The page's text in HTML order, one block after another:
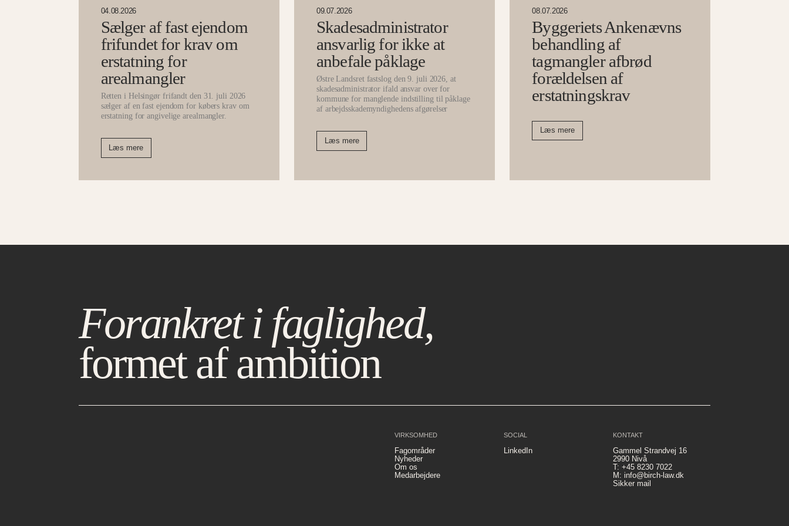
04.08.2026
Sælger af fast ejendom
frifundet for krav om
erstatning for
arealmangler
Retten i Helsingør frifandt den 31. juli 2026
sælger af en fast ejendom for købers krav om
erstatning for angivelige arealmangler.
Læs mere
09.07.2026
Skadesadministrator
ansvarlig for ikke at
anbefale påklage
Østre Landsret fastslog den 9. juli 2026, at
skadesadministrator ifald ansvar over for
kommune for manglende indstilling til påklage
af arbejdsskademyndighedens afgørelser
Læs mere
08.07.2026
Byggeriets Ankenævns
behandling af
tagmangler afbrød
forældelsen af
erstatningskrav
Læs mere
Forankret i faglighed,
formet af ambition
VIRKSOMHED
Fagområder
Nyheder
Om os
Medarbejdere
SOCIAL
LinkedIn
KONTAKT
Gammel Strandvej 16
2990 Nivå
T: +45 8230 7022
M: info@birch-law.dk
Sikker mail